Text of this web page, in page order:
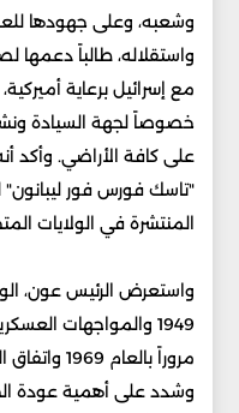
وشعبه، وعلى جهودها
واستقلاله، طالباً دعمها
مع إسرائيل برعاية
خصوصاً لجهة السيادة ونشر
على كافة الأراضي. وأكد
"تاسك فورس فور
المنتشرة في الولايات
واستعرض الرئيس عون،
1949 والمواجهات
مروراً
وشدد على أهمية عودة